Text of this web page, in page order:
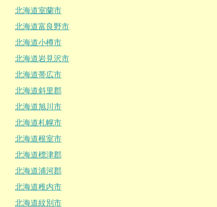
北海道室蘭市
北海道富良野市
北海道小樽市
北海道岩見沢市
北海道帯広市
北海道斜里郡
北海道旭川市
北海道札幌市
北海道根室市
北海道標津郡
北海道浦河郡
北海道稚内市
北海道紋別市